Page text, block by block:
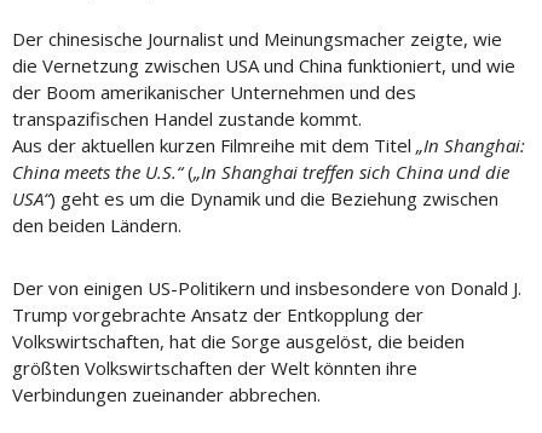
Der chinesische Journalist und Meinungsmacher zeigte, wie
die Vernetzung zwischen USA und China funktioniert, und wie
der Boom amerikanischer Unternehmen und des
transpazifischen Handel zustande kommt.
Aus der aktuellen kurzen Filmreihe mit dem Titel „In Shanghai:
China meets the U.S.“(„In Shanghai treffen sich China und die
USA“) geht es um die Dynamik und die Beziehung zwischen
den beiden Ländern.
Der von einigen US-Politikern und insbesondere von Donald J.
Trump vorgebrachte Ansatz der Entkopplung der
Volkswirtschaften, hat die Sorge ausgelöst, die beiden
größten Volkswirtschaften der Welt könnten ihre
Verbindungen zueinander abbrechen.